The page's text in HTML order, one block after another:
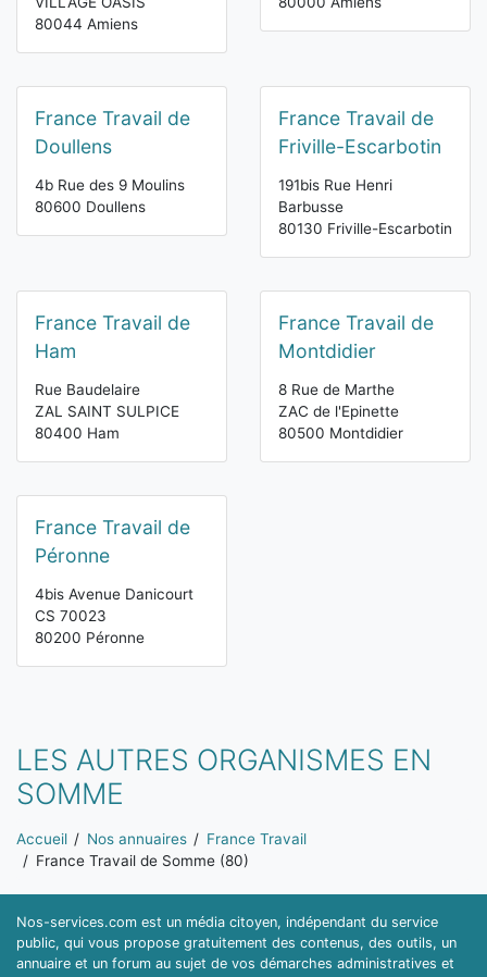
80044 Amiens
France Travail de
Doullens
4b Rue des 9 Moulins
80600 Doullens
France Travail de
Friville-Escarbotin
191bis Rue Henri
Barbusse
80130 Friville-Escarbotin
France Travail de
Ham
Rue Baudelaire
ZAL SAINT SULPICE
80400 Ham
France Travail de
Montdidier
8 Rue de Marthe
ZAC de l'Epinette
80500 Montdidier
France Travail de
Péronne
4bis Avenue Danicourt
CS 70023
80200 Péronne
LES AUTRES ORGANISMES EN
SOMME
Vous êtes ici:
Accueil Nos annuaires
France Travail
France Travail de Somme (80)
Nos-services.com est un média citoyen, indépendant du service
public, qui vous propose gratuitement des contenus, des outils, un
annuaire et un forum au sujet de vos démarches administratives et